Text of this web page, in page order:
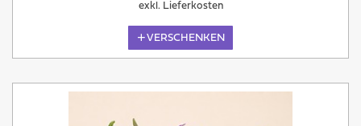
exkl. Lieferkosten
VERSCHENKEN